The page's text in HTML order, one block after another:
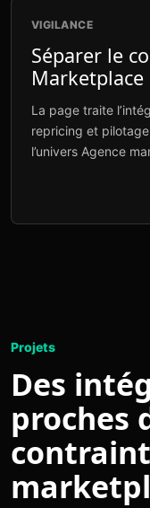
VIGILANCE
Séparer le
La page traite
repricing et
l’univers Agence
Projets
Des
proches